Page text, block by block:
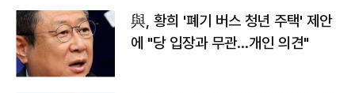
與, 황희 '폐기 버스 청년 주택' 제안
에 "당 입장과 무관…개인 의견"